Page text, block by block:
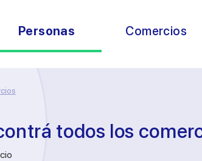
Personas Comercios
todos los